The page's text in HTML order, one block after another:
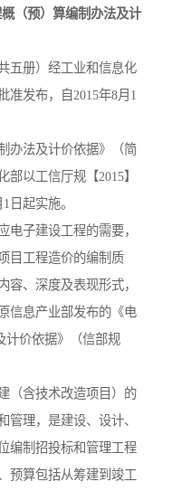
（预）算编制办法及计
五册）经工业和信息化
准发布，自2015年8月1
办法及计价依据》（简
以工信厅规【2015】
日起实施。
电子建设工程的需要，
目工程造价的编制质
容、深度及表现形式，
信息产业部发布的《电
计价依据》（信部规
（含技术改造项目）的
管理，是建设、设计、
编制招投标和管理工程
预算包括从筹建到竣工
深圳市建设工程消耗量定
河南省建设工程预算定额
2020民法典
宁夏建设工程计价定额
额
20kv及以下配电网工程预
算定额
全国消耗量工程定额
北京市建设工程消耗量定